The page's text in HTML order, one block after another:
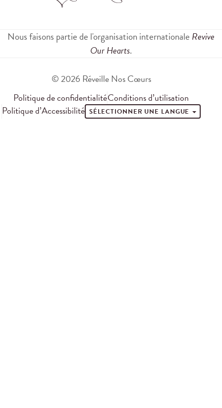
Nous faisons partie de l'organisation internationale Revive
Our Hearts.
© 2026 Réveille Nos Cœurs
Politique de confidentialitéConditions d’utilisation
Politique d’Accessibilité SÉLECTIONNER UNE LANGUE